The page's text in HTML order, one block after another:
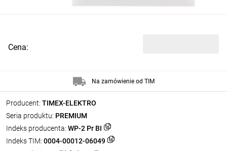
Producent: TIMEX-ELEKTRO
Seria produktu: PREMIUM
Indeks producenta: WP-2 Pr BI
Indeks TIM: 0004-00012-06049
Cena:
Na zamówienie od TIM